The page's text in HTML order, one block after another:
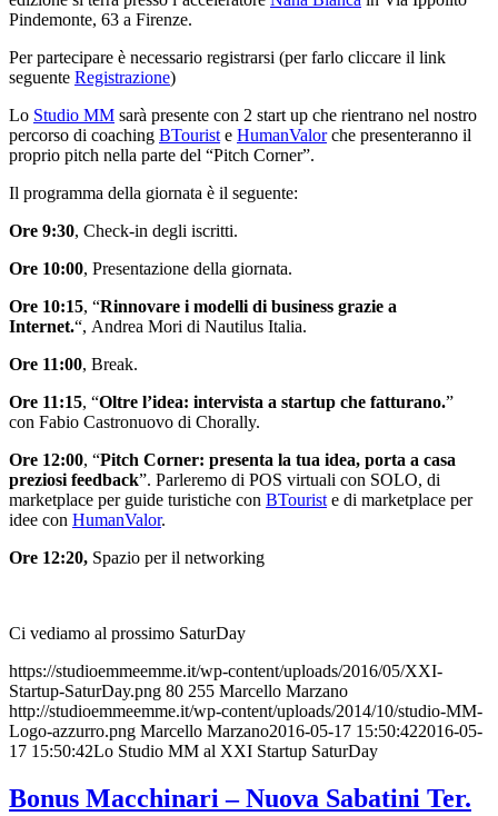
Pindemonte, 63 a Firenze.
Per partecipare è necessario registrarsi (per farlo cliccare il link
seguente Registrazione)
Lo Studio MM sarà presente con 2 start up che rientrano nel nostro
percorso di coaching BTourist e HumanValorche presenteranno il
proprio pitch nella parte del “Pitch Corner”.
Il programma della giornata è il seguente:
Ore 9:30, Check-in degli iscritti.
Ore 10:00, Presentazione della giornata.
Ore 10:15, “Rinnovare i modelli di business grazie a
Internet.“, Andrea Mori di Nautilus Italia.
Ore 11:00, Break.
Ore 11:15, “Oltre l’idea: intervista a startup che fatturano.”
con Fabio Castronuovo di Chorally.
Ore 12:00, “Pitch Corner: presenta la tua idea, porta a casa
preziosi feedback”. Parleremo di POS virtuali con SOLO, di
marketplace per guide turistiche con BTourist e di marketplace per
idee con HumanValor.
Ore 12:20, Spazio per il networking
Ci vediamo al prossimo SaturDay
https://studioemmeemme.it/wp-content/uploads/2016/05/XXI-
Startup-SaturDay.png 80 255 Marcello Marzano
http://studioemmeemme.it/wp-content/uploads/2014/10/studio-MM-
Logo-azzurro.png Marcello Marzano2016-05-17 15:50:422016-05-
17 15:50:42Lo Studio MM al XXI Startup SaturDay
Bonus Macchinari – Nuova Sabatini Ter.